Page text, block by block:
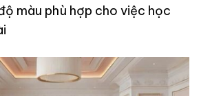
màu phù hợp cho việc học